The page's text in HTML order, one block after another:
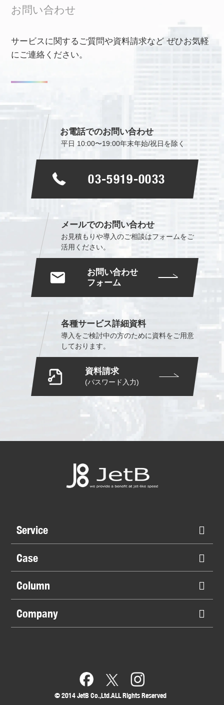
お問い合わせ
サービスに関するご質問や資料請求などぜひお気軽
にご連絡ください。
お電話でのお問い合わせ
平日 10:00〜19:00年末年始/祝日を除く
03-5919-0033
メールでのお問い合わせ
お見積もりや導入のご相談はフォームをご
活用ください。
お問い合わせ
フォーム
各種サービス詳細資料
導入をご検討中の方のために資料をご用意
しております。
資料請求
(パスワード入力)
Service
Case
Column
Company
©︎ 2014 JetB Co.,Ltd.ALL Rights Reserved